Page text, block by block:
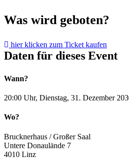
Was wird geboten?
hier klicken zum Ticket kaufen
Daten für dieses Event
Wann?
20:00 Uhr, Dienstag, 31. Dezember
Wo?
Brucknerhaus / Großer Saal
Untere Donaulände 7
4010 Linz